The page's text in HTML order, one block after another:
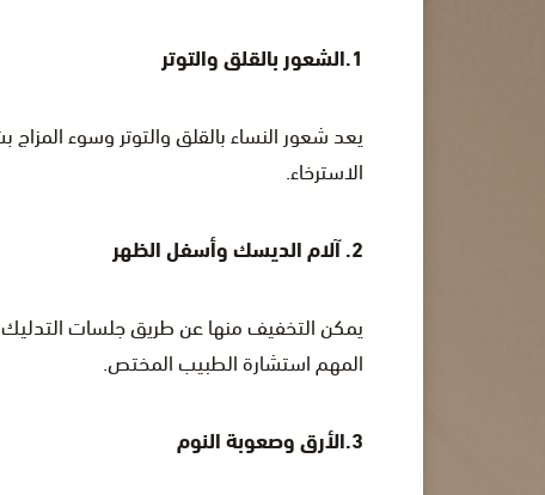
1.الشعور بالقلق والتوتر
يعد شعور النساء بالقلق والتوتر وسوء
الاسترخاء.
2. آلام الديسك وأسفل الظهر
يمكن التخفيف منها عن طريق جلسات
المهم استشارة الطبيب المختص.
3.الأرق وصعوبة النوم